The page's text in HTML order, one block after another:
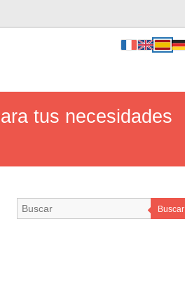
tus necesidades
Buscar